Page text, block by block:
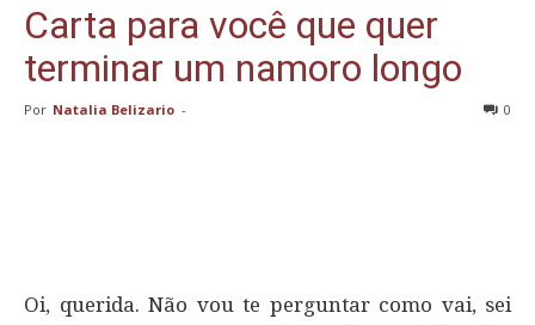
Carta para você que quer
terminar um namoro longo
Por Natalia Belizario - 0
Oi, querida. Não vou te perguntar como vai, sei